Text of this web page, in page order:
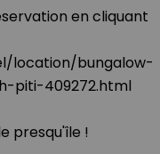
en cliquant
location/bungalow-
piti-409272.html
presqu'île !